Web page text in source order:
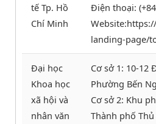
tế Tp. Hồ
Chí Minh
Điện thoại:
landing-page/
Đại học
Khoa học
xã hội và
nhân văn
Cơ sở 1: 10-12
Phường Bến
Cơ sở 2: Khu
Thành phố Thủ